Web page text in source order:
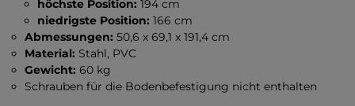
höchste Position: 194 cm
niedrigste Position: 166 cm
Abmessungen: 50,6 x 69,1 x 191,4 cm
Material: Stahl, PVC
Gewicht: 60 kg
Schrauben für die Bodenbefestigung nicht enthalten